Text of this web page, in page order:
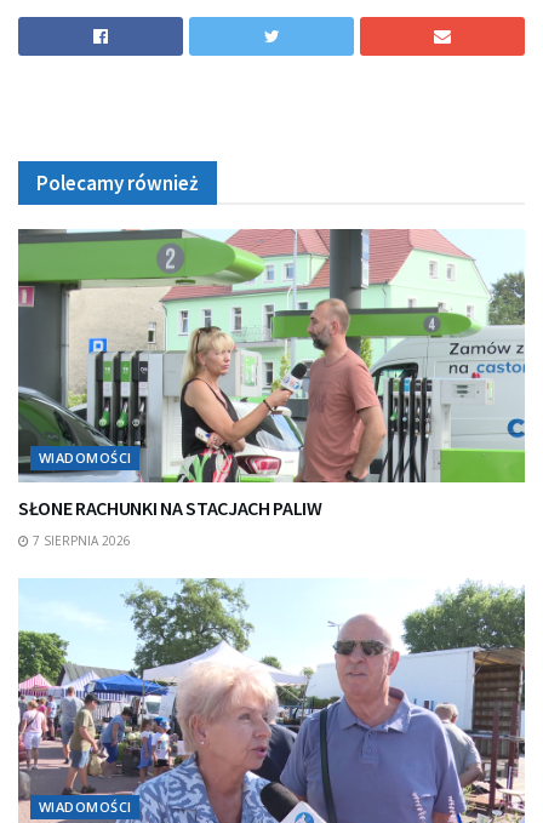
Polecamy również
WIADOMOŚCI
SŁONE RACHUNKI NA STACJACH PALIW
7 SIERPNIA 2026
WIADOMOŚCI